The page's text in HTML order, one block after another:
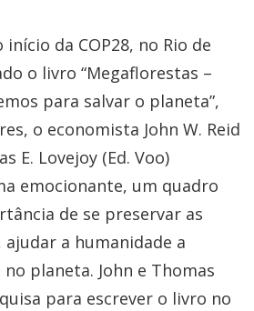
da COP28, no Rio de
o livro “Megaflorestas –
para salvar o planeta”,
o economista John W. Reid
E. Lovejoy (Ed. Voo)
emocionante, um quadro
de se preservar as
a humanidade a
planeta. John e Thomas
para escrever o livro no